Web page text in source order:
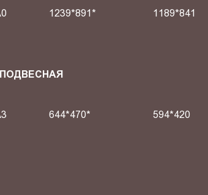
1239*891* 1189*841
ПОДВЕСНАЯ
644*470* 594*420